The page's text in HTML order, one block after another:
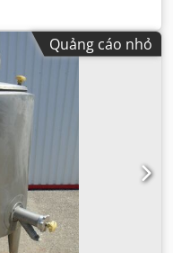
Quảng cáo nhỏ